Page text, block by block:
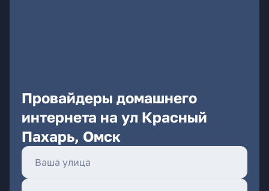
Провайдеры домашнего
интернета на ул Красный
Пахарь, Омск